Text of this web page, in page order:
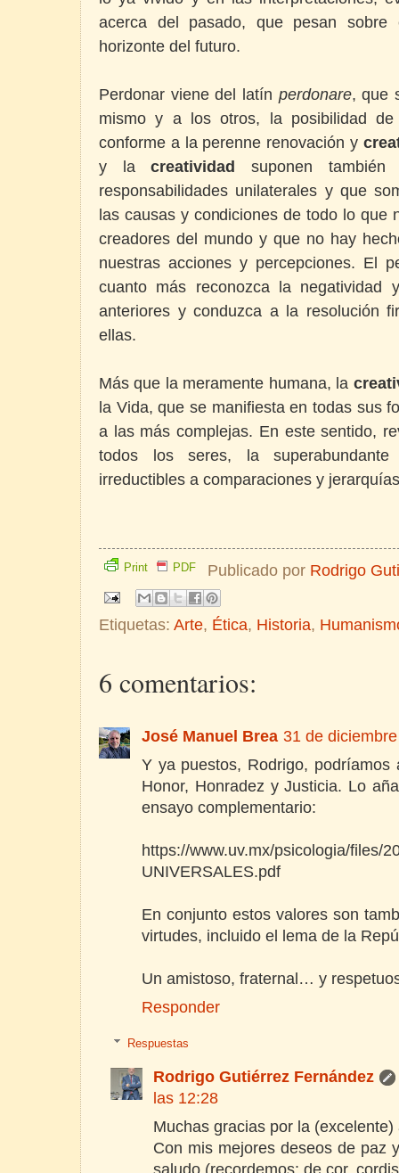
acerca del pasado, que pesan
horizonte del futuro.
Perdonar viene del latín perdonare, que
mismo y a los otros, la posibilidad de
conforme a la perenne renovación y
y lacreatividad suponen
responsabilidades unilaterales y que
las causas y condiciones de todo lo que
creadores del mundo y que no hay
nuestras acciones y percepciones. El
cuanto más reconozca la negatividad
anteriores y conduzca a la resolución
ellas.
Más que la meramente humana, la
la Vida, que se manifiesta en todas sus
a las más complejas. En este sentido,
todos los seres, la
irreductibles a comparaciones y
Print PDF Publicado por Rodrigo
Etiquetas: Arte, Ética, Historia,
6 comentarios:
José Manuel Brea 31 de
Y ya puestos, Rodrigo, podríamos
Honor, Honradez y Justicia. Lo
ensayo complementario:
https://www.uv.mx/psicologia/files/
UNIVERSALES.pdf
En conjunto estos valores son
virtudes, incluido el lema de la
Un amistoso, fraternal… y
Responder
Respuestas
Rodrigo Gutiérrez Fernández
las 12:28
Muchas gracias por la
Con mis mejores deseos de paz
saludo (recordemos: de cor,